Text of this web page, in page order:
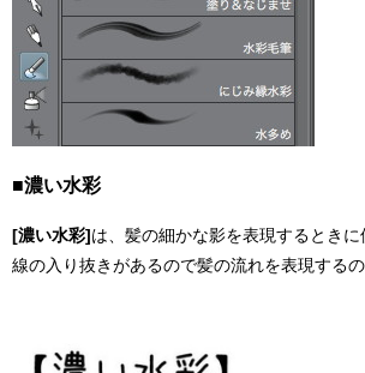
■濃い水彩
[濃い水彩]は、髪の細かな影を表現するときに
線の入り抜きがあるので髪の流れを表現するの